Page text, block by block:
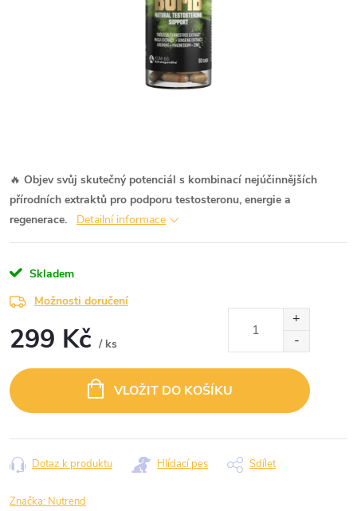
🔥 Objev svůj skutečný potenciál s kombinací nejúčinnějších
přírodních extraktů pro podporu testosteronu, energie a
regenerace.
Detailní informace
Skladem
Možnosti doručení
299 Kč / ks
cena:
VLOŽIT DO KOŠÍKU
Dotaz k produktu Hlídací pes Sdílet
Značka: Nutrend